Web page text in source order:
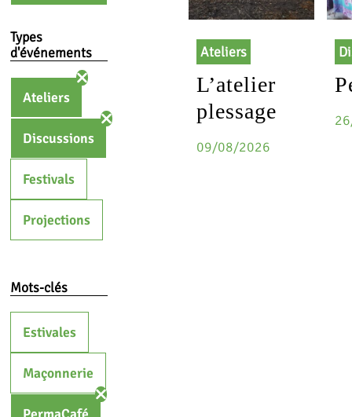
Types
d'événements
Ateliers
Discussions
Festivals
Projections
Mots-clés
Estivales
Maçonnerie
Ateliers
L’atelier
plessage
09/08/2026